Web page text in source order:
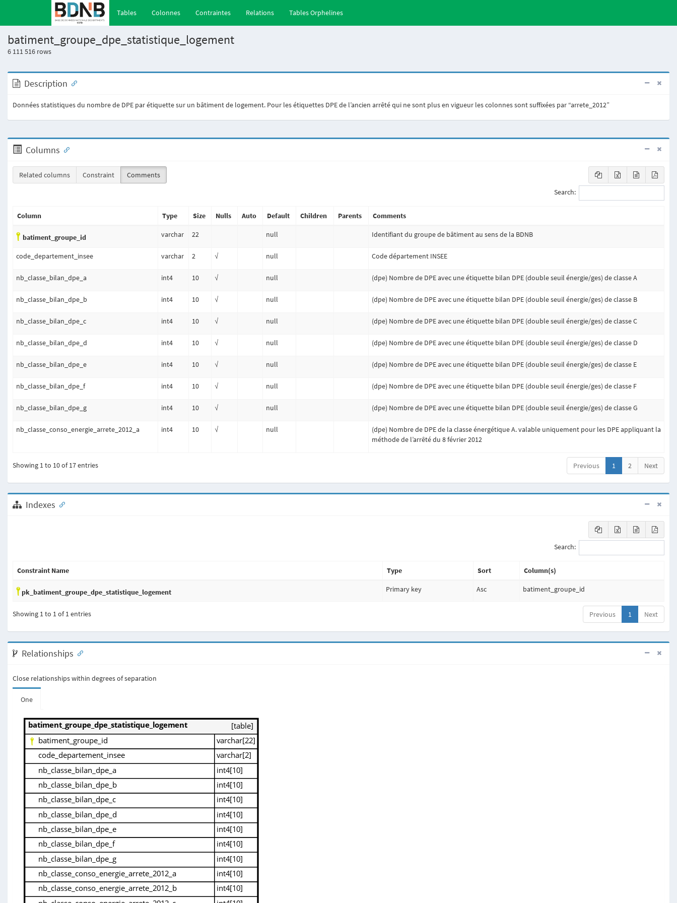
Tables(current)Colonnes Contraintes Relations Tables Orphelines
batiment_groupe_dpe_statistique_logement
6 111 516 rows
Description
Données statistiques du nombre de DPE par étiquette sur un bâtiment de logement. Pour les étiquettes DPE de l’ancien arrêté qui ne sont plus en vigueur les colonnes sont suffixées par “arrete_2012”
Columns
Related columns Constraint
Comments
Search:
Column Type Size Nulls Auto Default Children Parents Comments
batiment_groupe_id varchar 22 null Identifiant du groupe de bâtiment au sens de la BDNB
code_departement_insee varchar 2 √ null Code département INSEE
nb_classe_bilan_dpe_a int4 10 √ null (dpe) Nombre de DPE avec une étiquette bilan DPE (double seuil énergie/ges) de classe A
nb_classe_bilan_dpe_b int4 10 √ null (dpe) Nombre de DPE avec une étiquette bilan DPE (double seuil énergie/ges) de classe B
nb_classe_bilan_dpe_c int4 10 √ null (dpe) Nombre de DPE avec une étiquette bilan DPE (double seuil énergie/ges) de classe C
nb_classe_bilan_dpe_d int4 10 √ null (dpe) Nombre de DPE avec une étiquette bilan DPE (double seuil énergie/ges) de classe D
nb_classe_bilan_dpe_e int4 10 √ null (dpe) Nombre de DPE avec une étiquette bilan DPE (double seuil énergie/ges) de classe E
nb_classe_bilan_dpe_f int4 10 √ null (dpe) Nombre de DPE avec une étiquette bilan DPE (double seuil énergie/ges) de classe F
nb_classe_bilan_dpe_g int4 10 √ null (dpe) Nombre de DPE avec une étiquette bilan DPE (double seuil énergie/ges) de classe G
nb_classe_conso_energie_arrete_2012_a int4 10 √ null
(dpe) Nombre de DPE de la classe énergétique A. valable uniquement pour les DPE appliquant la
méthode de l’arrêté du 8 février 2012
Showing 1 to 10 of 17 entries Previous 1 2 Next
Indexes
Search:
Constraint Name Type Sort Column(s)
pk_batiment_groupe_dpe_statistique_logement Primary key Asc batiment_groupe_id
Showing 1 to 1 of 1 entries Previous 1 Next
Relationships
Close relationships within degrees of separation
One